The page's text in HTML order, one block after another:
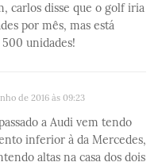
carlos disse que o golf iria
por mês, mas está
unidades!
de 2016 às 09:23
a Audi vem tendo
inferior à da Mercedes,
altas na casa dos dois